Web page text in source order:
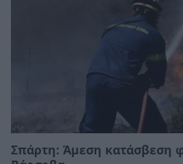
Σπάρτη: Άμεση κατάσβεση